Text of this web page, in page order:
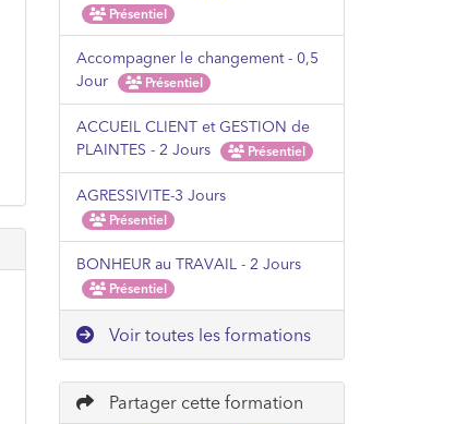
Présentiel
Accompagner le changement - 0,5
Jour
Présentiel
ACCUEIL CLIENT et GESTION de
PLAINTES - 2 Jours
Présentiel
AGRESSIVITE-3 Jours
Présentiel
BONHEUR au TRAVAIL - 2 Jours
Présentiel
Voir toutes les formations
Partager cette formation